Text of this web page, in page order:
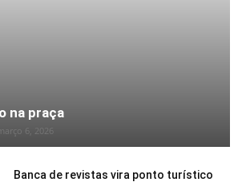
na praça
6, 2026
Banca de revistas vira ponto turístico